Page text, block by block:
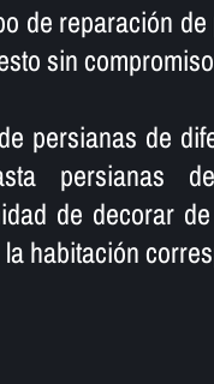
de reparación
sin
persianas de
persianas
de decorar
habitación